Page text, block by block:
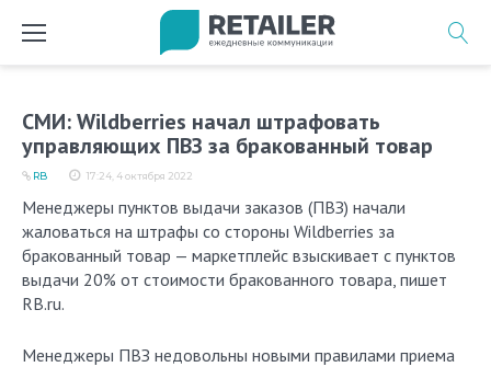
СМИ: Wildberries начал штрафовать
управляющих ПВЗ за бракованный товар
17:24, 4 октября 2022
RB
Менеджеры пунктов выдачи заказов (ПВЗ) начали
жаловаться на штрафы со стороны Wildberries за
бракованный товар — маркетплейс взыскивает с пунктов
выдачи 20% от стоимости бракованного товара, пишет
RB.ru.
Менеджеры ПВЗ недовольны новыми правилами приема